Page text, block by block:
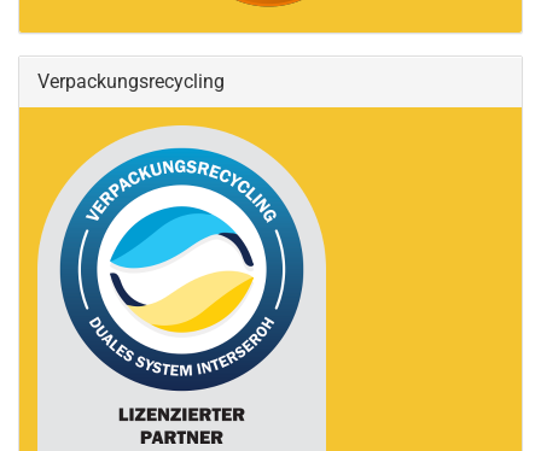
Verpackungsrecycling